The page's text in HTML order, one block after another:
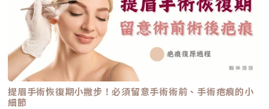
提眉手術恢復期小撇步！必須留意手術術前、手術疤痕的小
細節